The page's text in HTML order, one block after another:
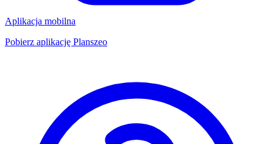
Aplikacja mobilna
Pobierz aplikację Planszeo